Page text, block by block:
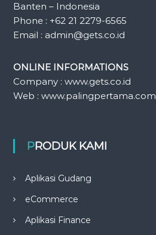
Banten – Indonesia
Phone : +62 21 2279-6565
Email : admin@gets.co.id
ONLINE INFORMATIONS
Company : www.gets.co.id
Web : www.palingpertama.com
PRODUK KAMI
Aplikasi Gudang
eCommerce
Aplikasi Finance